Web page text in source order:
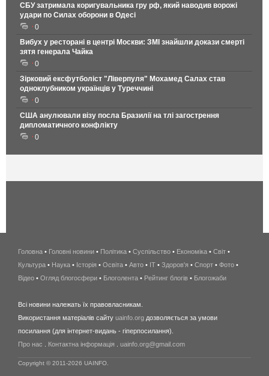
СБУ затримала коригувальника гру рф, який наводив ворожі
удари по Силах оборони в Одесі
0
Вибух у ресторані в центрі Москви: ЗМІ знайшли докази смерті
зятя генерала Чайка
0
Зірковий ексфутболіст "Ліверпуля" Мохамед Салах став
одноклубником українців у Туреччині
0
США анулювали візу посла Бразилії на тлі загострення
дипломатичного конфлікту
0
беспроводной
интернет
киев
wimax
в
Головна • Головні новини • Політика • Суспільство • Економіка • Світ •
Культура • Наука • Історія • Освіта • Авто • IT • Здоров'я • Спорт • Фото •
Відео • Огляд блогосфери • Блоголента • Рейтинг блогів • Блогожаби
Всі новини належать їх правовласникам.
Використання матеріалів сайту uainfo.org дозволяється за умови
посилання (для інтернет-видань - гіперпосилання).
Про нас
Контактна інформація uainfo.org@gmail.com
Copyright © 2011-2026 UAINFO.